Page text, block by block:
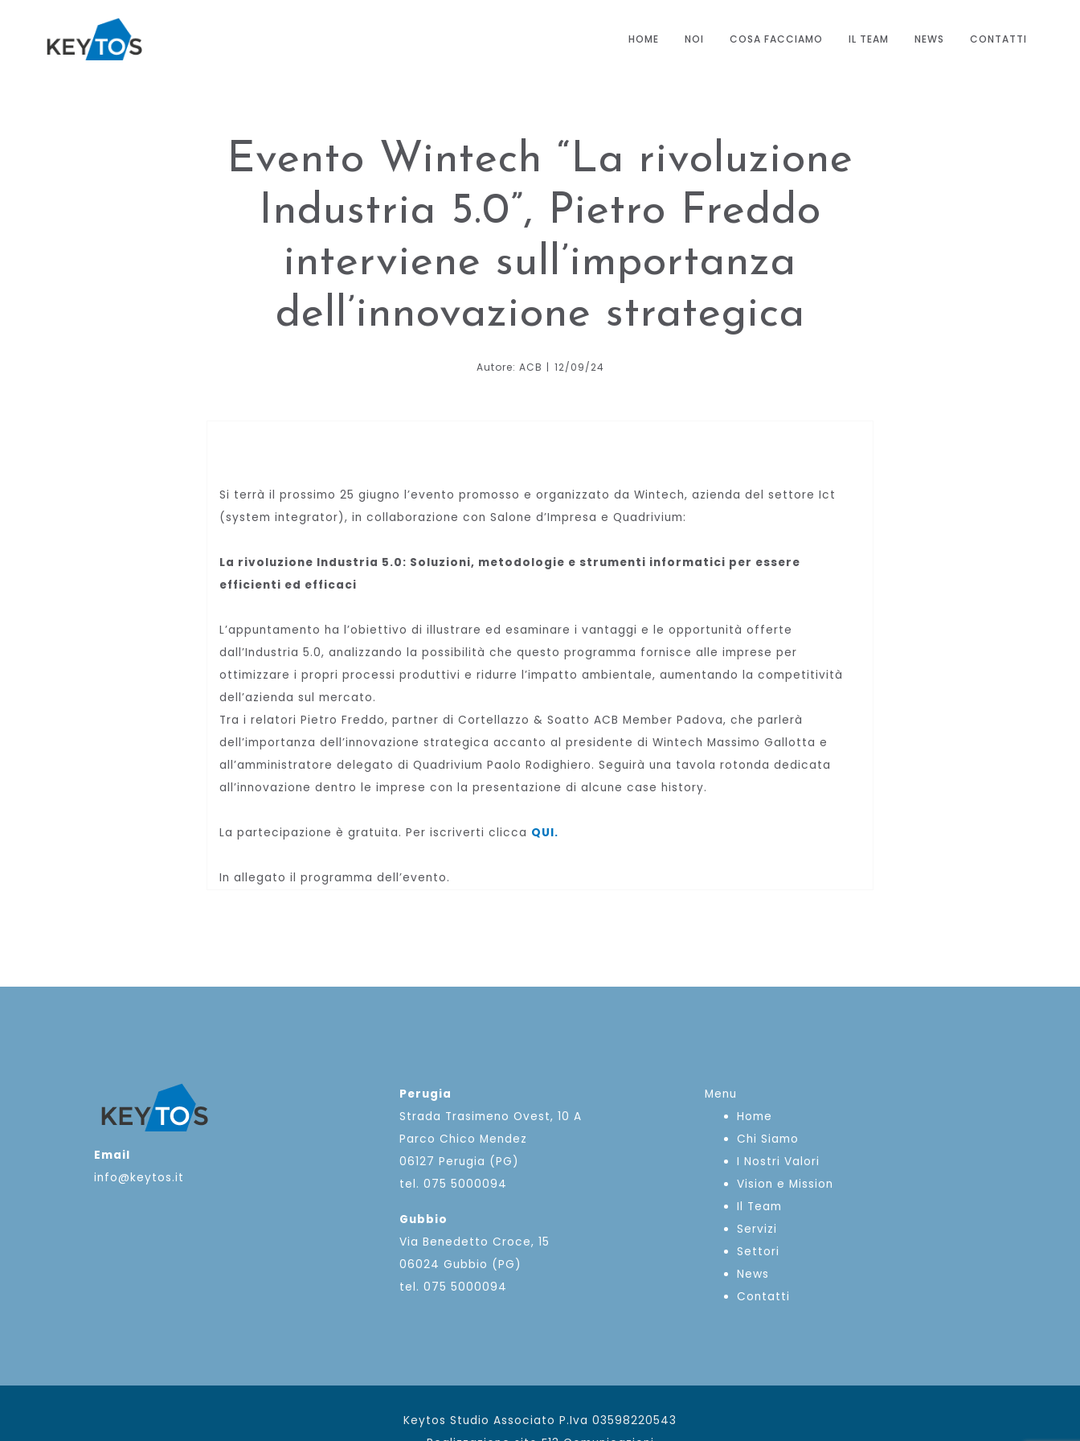
HOME NOI COSA FACCIAMO IL TEAM NEWS CONTATTI
Evento Wintech “La rivoluzione
Industria 5.0”, Pietro Freddo
interviene sull’importanza
dell’innovazione strategica
Autore: ACB 12/09/24
Si terrà il prossimo 25 giugno l’evento promosso e organizzato da Wintech, azienda del settore Ict
(system integrator), in collaborazione con Salone d’Impresa e Quadrivium:
La rivoluzione Industria 5.0: Soluzioni, metodologie e strumenti informatici per essere
efficienti ed efficaci
L’appuntamento ha l’obiettivo di illustrare ed esaminare i vantaggi e le opportunità offerte
dall’Industria 5.0, analizzando la possibilità che questo programma fornisce alle imprese per
ottimizzare i propri processi produttivi e ridurre l’impatto ambientale, aumentando la competitività
dell’azienda sul mercato.
Tra i relatori Pietro Freddo, partner di Cortellazzo & Soatto ACB Member Padova, che parlerà
dell’importanza dell’innovazione strategica accanto al presidente di Wintech Massimo Gallotta e
all’amministratore delegato di Quadrivium Paolo Rodighiero. Seguirà una tavola rotonda dedicata
all’innovazione dentro le imprese con la presentazione di alcune case history.
La partecipazione è gratuita. Per iscriverti clicca QUI.
In allegato il programma dell’evento.
Email
info@keytos.it
Perugia
Strada Trasimeno Ovest, 10 A
Parco Chico Mendez
06127 Perugia (PG)
tel. 075 5000094
Gubbio
Via Benedetto Croce, 15
06024 Gubbio (PG)
tel. 075 5000094
Menu
Home
Chi Siamo
I Nostri Valori
Vision e Mission
Il Team
Servizi
Settori
News
Contatti
Keytos Studio Associato P.Iva 03598220543